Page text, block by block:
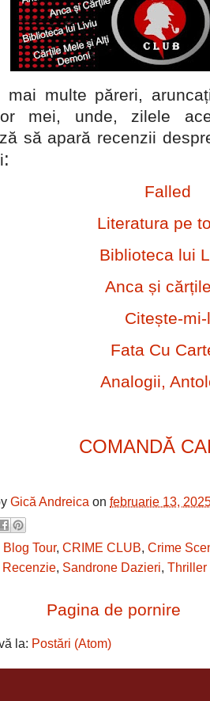
mai multe păreri,
mei, unde, zilele
să apară recenzii
:
Falled
Literatura pe
Biblioteca lui
Anca și
Citește-
Fata Cu
Analogii,
COMANDĂ
Gică Andreica on februarie 13,
Blog Tour, CRIME CLUB, Crime
Recenzie, Sandrone Dazieri, Thriller
Pagina de pornire
la: Postări (Atom)